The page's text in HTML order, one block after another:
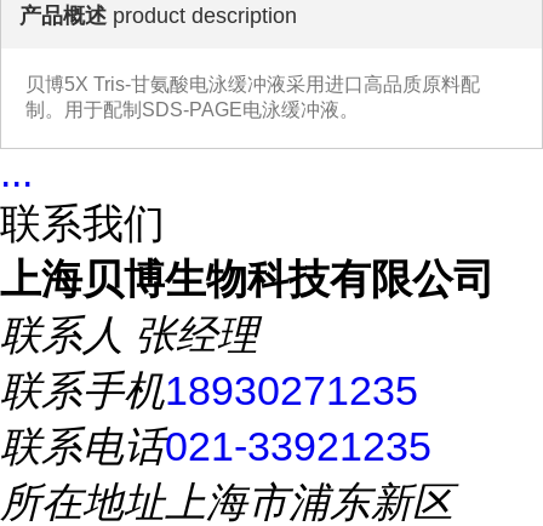
产品概述 product description
贝博5X Tris-甘氨酸电泳缓冲液采用进口高品质原料配
制。用于配制SDS-PAGE电泳缓冲液。
...
联系我们
上海贝博生物科技有限公司
联系人 张经理
联系手机18930271235
联系电话021-33921235
所在地址上海市浦东新区